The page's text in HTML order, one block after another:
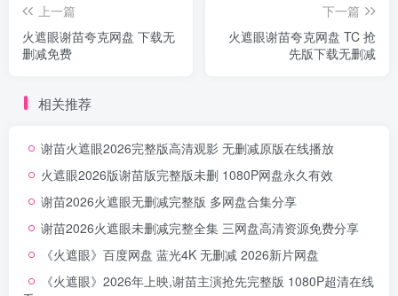
上一篇
火遮眼谢苗夸克网盘 下载无
删减免费
下一篇
火遮眼谢苗夸克网盘 TC 抢
先版下载无删减
相关推荐
谢苗火遮眼2026完整版高清观影 无删减原版在线播放
火遮眼2026版谢苗版完整版未删 1080P网盘永久有效
谢苗2026火遮眼无删减完整版 多网盘合集分享
谢苗2026火遮眼未删减完整全集 三网盘高清资源免费分享
《火遮眼》百度网盘 蓝光4K 无删减 2026新片网盘
《火遮眼》2026年上映,谢苗主演抢先完整版 1080P超清在线